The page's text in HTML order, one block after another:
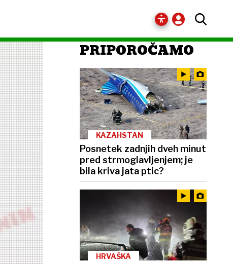
PRIPOROČAMO
KAZAHSTAN
Posnetek zadnjih dveh minut
pred strmoglavljenjem; je
bila kriva jata ptic?
HRVAŠKA